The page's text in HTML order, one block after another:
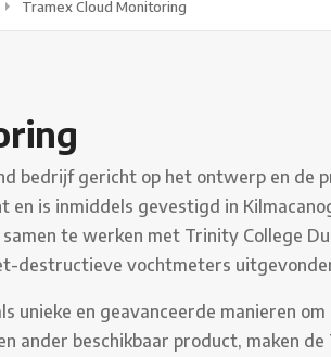
Tramex Cloud Monitoring
bedrijf gericht op het ontwerp en
is inmiddels gevestigd in
te werken met Trinity College
destructieve vochtmeters
unieke en geavanceerde manieren
ander beschikbaar product, maken